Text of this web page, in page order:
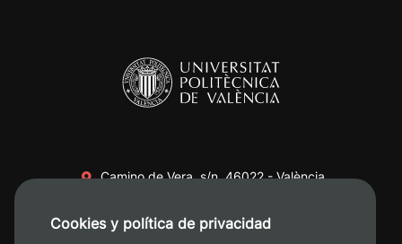
Camino de Vera, s/n. 46022 - València
+34 620 04 00 50
Cookies y política de privacidad